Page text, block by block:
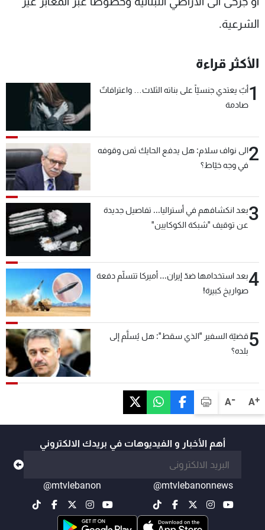
A+
A-
الشرعية.
الأكثر قراءة
1أبٌ يعتدي جنسيّاً على بناته الثلاث… واعترافاتٌ
صادمة
2الى نواف سلام: هل يدفع الحايك ثمن وقوفه
في وجه خيّاط؟
3بعد انكشافهم في أستراليا... تفاصيل جديدة
عن توقيف "شبكة الكوكايين"
4بعد استخدامها ضدّ إيران... أميركا تتسلّم دفعة
صواريخ كبيرة!
5قضيّة السفير "الذي سقط": هل يُسلَّم إلى
بلده؟
أهم الأخبار و الفيديوهات في بريدك الالكتروني
@mtvlebanonnews
@mtvlebanon